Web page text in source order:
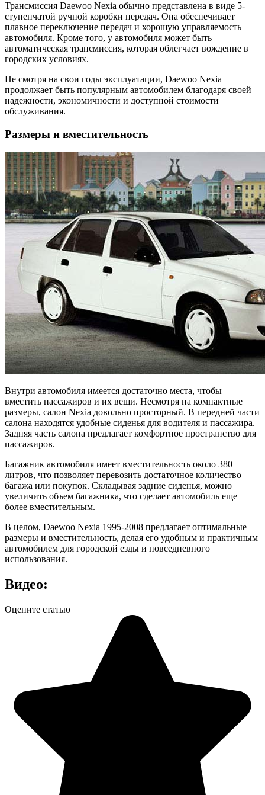
Трансмиссия Daewoo Nexia обычно представлена в виде 5-
ступенчатой ручной коробки передач. Она обеспечивает
плавное переключение передач и хорошую управляемость
автомобиля. Кроме того, у автомобиля может быть
автоматическая трансмиссия, которая облегчает вождение в
городских условиях.
Не смотря на свои годы эксплуатации, Daewoo Nexia
продолжает быть популярным автомобилем благодаря своей
надежности, экономичности и доступной стоимости
обслуживания.
Размеры и вместительность
Внутри автомобиля имеется достаточно места, чтобы
вместить пассажиров и их вещи. Несмотря на компактные
размеры, салон Nexia довольно просторный. В передней части
салона находятся удобные сиденья для водителя и пассажира.
Задняя часть салона предлагает комфортное пространство для
пассажиров.
Багажник автомобиля имеет вместительность около 380
литров, что позволяет перевозить достаточное количество
багажа или покупок. Складывая задние сиденья, можно
увеличить объем багажника, что сделает автомобиль еще
более вместительным.
В целом, Daewoo Nexia 1995-2008 предлагает оптимальные
размеры и вместительность, делая его удобным и практичным
автомобилем для городской езды и повседневного
использования.
Видео:
Оцените статью